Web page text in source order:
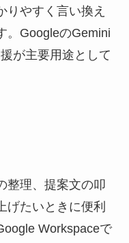
りやすく言い換え
。GoogleのGemini
が主要用途として
整理、提案文の叩
げたいときに便利
Workspaceで